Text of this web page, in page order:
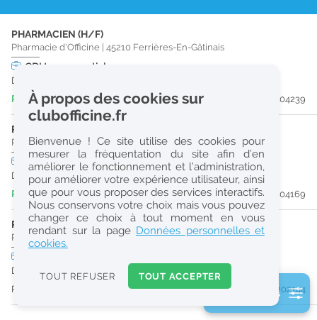
Réinitialiser
2
0
k
Consulter les offres de la France d'outre-mer
PHARMACIEN (H/F)
Pharmacie d'Officine 45210 Ferrières-En-Gâtinais
CDI temps partiel
Dès que possible
Publiée il y a 2 jour(s)
#204239
PHARMACIEN (H/F)
Pharmacie d'Officine|45210Ferrières-En-Gâtinais
temps plein
Dès que possible
Publiée il y a 2 jour(s)
#204169
PHARMACIEN (H/F)
Pharmacie d'Officine 45210 Ferrières-En-Gâtinais
Dès que possible
Publiée il y a 31 jour(s)
#202144
2 filtre(s) actifs
À propos des cookies sur
clubofficine.fr
Bienvenue ! Ce site utilise des cookies pour
mesurer la fréquentation du site afin d’en
améliorer le fonctionnement et l’administration,
pour améliorer votre expérience utilisateur, ainsi
que pour vous proposer des services interactifs.
Nous conservons votre choix mais vous pouvez
changer ce choix à tout moment en vous
rendant sur la page Données personnelles et
cookies.
TOUT REFUSER TOUT ACCEPTER